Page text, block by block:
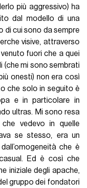
più aggressivo) ha
dal modello di una
di cui sono da sempre
visive, attraverso
fuori che a quei
(che mi sono sembrati
onesti) non era così
che solo in seguito è
e in particolare in
ultras. Mi sono resa
vedevo in quelle
se stesso, era un
che è
Ed è così che
iniziale degli apache,
gruppo dei fondatori